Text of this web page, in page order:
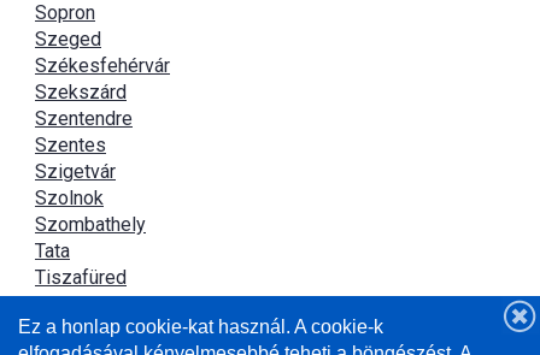
Sopron
Szeged
Székesfehérvár
Szekszárd
Szentendre
Szentes
Szigetvár
Szolnok
Szombathely
Tata
Tiszafüred
Újszász
Ez a honlap cookie-kat használ. A cookie-k